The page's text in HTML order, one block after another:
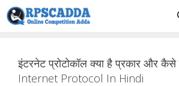
Skip
to
इंटरनेट प्रोटोकॉल क्या है प्रकार और
Internet Protocol In Hindi